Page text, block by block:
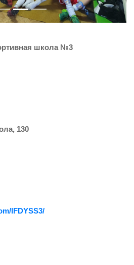
школа №3
130
IFDYSS3/